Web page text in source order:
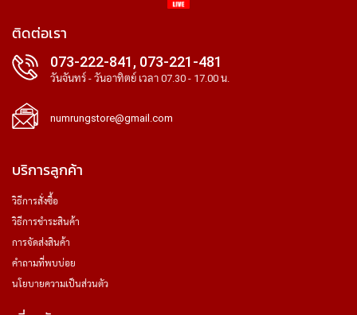
ติดต่อเรา
073-222-841, 073-221-481
วันจันทร์ - วันอาทิตย์ เวลา 07.30 - 17.00 น.
numrungstore@gmail.com
บริการลูกค้า
วิธีการสั่งซื้อ
วิธีการชำระสินค้า
การจัดส่งสินค้า
คำถามที่พบบ่อย
นโยบายความเป็นส่วนตัว